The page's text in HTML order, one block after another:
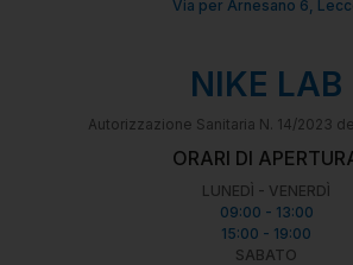
Via per Arnesano 6,
NIKE LAB
Autorizzazione Sanitaria N. 14/2023
ORARI DI
LUNEDÌ - VENERDÌ
09:00 - 13:00
15:00 - 19:00
SABATO